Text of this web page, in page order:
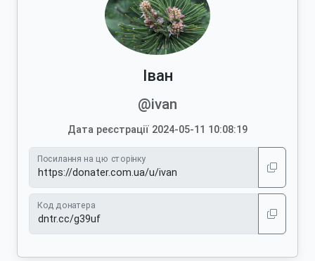
Іван
@ivan
Дата реєстрації 2024-05-11 10:08:19
Посилання на цю сторінку
Код донатера